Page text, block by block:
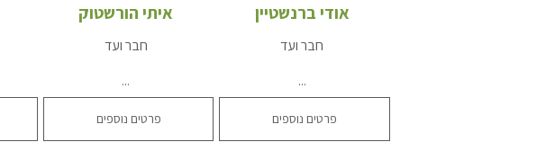
אודי ברנשטיין
חבר ועד
...
פרטים נוספים
איתי הורשטוק
חבר ועד
...
פרטים נוספים